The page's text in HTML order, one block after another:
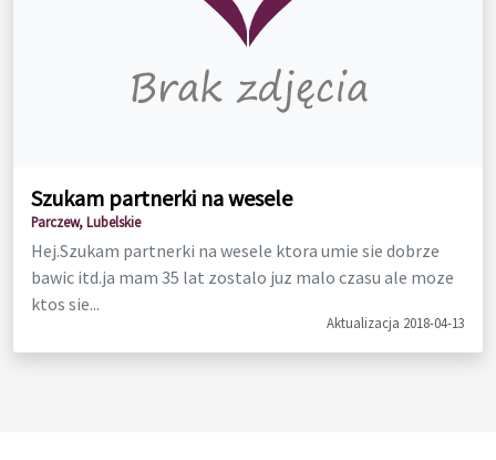
Szukam partnerki na wesele
Parczew, Lubelskie
Hej.Szukam partnerki na wesele ktora umie sie dobrze
bawic itd.ja mam 35 lat zostalo juz malo czasu ale moze
ktos sie...
Aktualizacja 2018-04-13